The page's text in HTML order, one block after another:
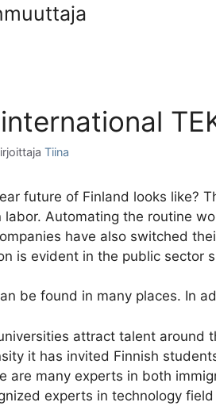
Tiina
future of Finland looks like?
labor. Automating the routine
have also switched
is evident in the public sector
be found in many places. In
attract talent around
it has invited Finnish
are many experts in both
experts in technology